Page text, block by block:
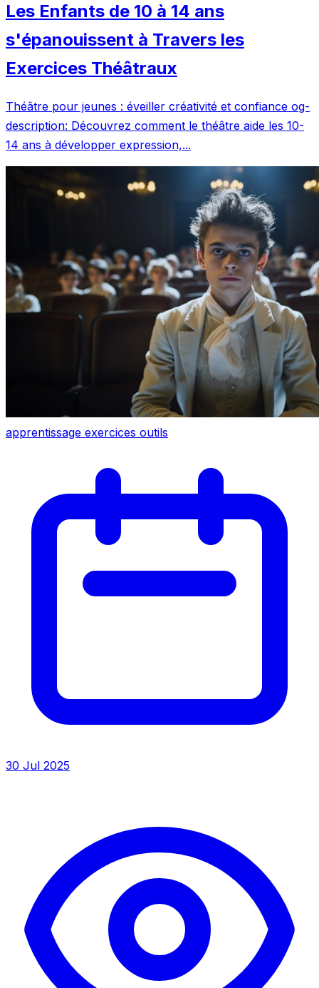
Les Enfants de 10 à 14 ans
s'épanouissent à Travers les
Exercices Théâtraux
Théâtre pour jeunes : éveiller créativité et confiance og-
description: Découvrez comment le théâtre aide les 10-
14 ans à développer expression,...
apprentissage exercices outils
30 Jul 2025